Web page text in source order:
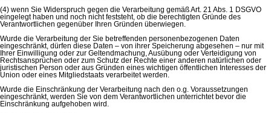
(4) wenn Sie Widerspruch gegen die Verarbeitung gemäß Art. 21 Abs. 1 DSGVO
eingelegt haben und noch nicht feststeht, ob die berechtigten Gründe des
Verantwortlichen gegenüber Ihren Gründen überwiegen.
Wurde die Verarbeitung der Sie betreffenden personenbezogenen Daten
eingeschränkt, dürfen diese Daten – von ihrer Speicherung abgesehen – nur mit
Ihrer Einwilligung oder zur Geltendmachung, Ausübung oder Verteidigung von
Rechtsansprüchen oder zum Schutz der Rechte einer anderen natürlichen oder
juristischen Person oder aus Gründen eines wichtigen öffentlichen Interesses der
Union oder eines Mitgliedstaats verarbeitet werden.
Wurde die Einschränkung der Verarbeitung nach den o.g. Voraussetzungen
eingeschränkt, werden Sie von dem Verantwortlichen unterrichtet bevor die
Einschränkung aufgehoben wird.